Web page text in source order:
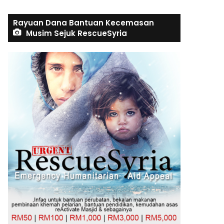
Rayuan Dana Bantuan Kecemasan
Musim Sejuk RescueSyria